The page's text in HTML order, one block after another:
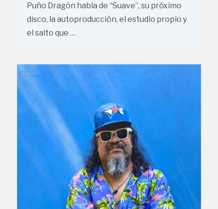
Puño Dragón habla de “Suave”, su próximo
disco, la autoproducción, el estudio propio y
el salto que …